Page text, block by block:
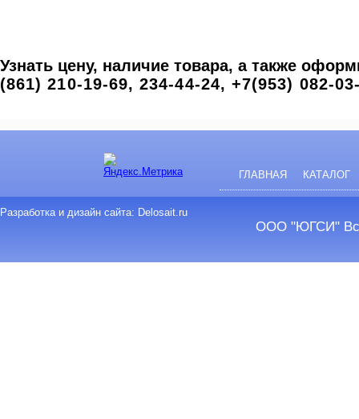
ООО "ЮГСИ"
ГЛАВНАЯ КАТАЛОГ
Разработка и дизайн сайта: Delosait.ru
Узнать цену, наличие товара, а также
(861) 210-19-69, 234-44-24, +7(953) 082-